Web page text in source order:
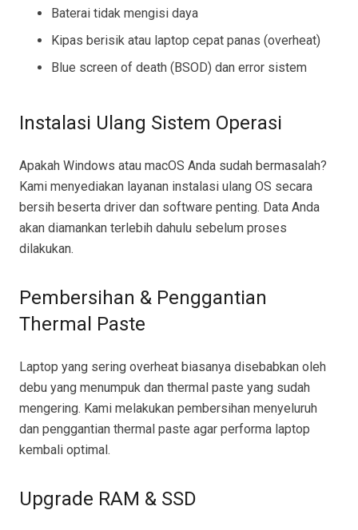
Baterai tidak mengisi daya
Kipas berisik atau laptop cepat panas (overheat)
Blue screen of death (BSOD) dan error sistem
Instalasi Ulang Sistem Operasi
Apakah Windows atau macOS Anda sudah bermasalah?
Kami menyediakan layanan instalasi ulang OS secara
bersih beserta driver dan software penting. Data Anda
akan diamankan terlebih dahulu sebelum proses
dilakukan.
Pembersihan & Penggantian
Thermal Paste
Laptop yang sering overheat biasanya disebabkan oleh
debu yang menumpuk dan thermal paste yang sudah
mengering. Kami melakukan pembersihan menyeluruh
dan penggantian thermal paste agar performa laptop
kembali optimal.
Upgrade RAM & SSD